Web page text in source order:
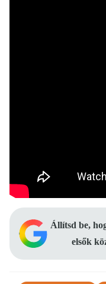
Állítsd be,
elsők